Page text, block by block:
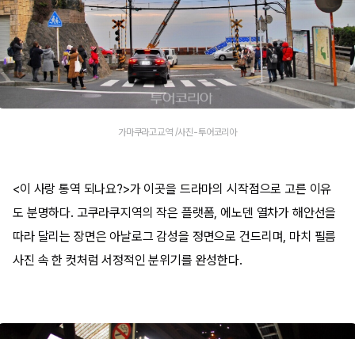
가마쿠라고교역 /사진-투어코리아
<이 사랑 통역 되나요?>가 이곳을 드라마의 시작점으로 고른 이유
도 분명하다. 고쿠라쿠지역의 작은 플랫폼, 에노덴 열차가 해안선을
따라 달리는 장면은 아날로그 감성을 정면으로 건드리며, 마치 필름
사진 속 한 컷처럼 서정적인 분위기를 완성한다.